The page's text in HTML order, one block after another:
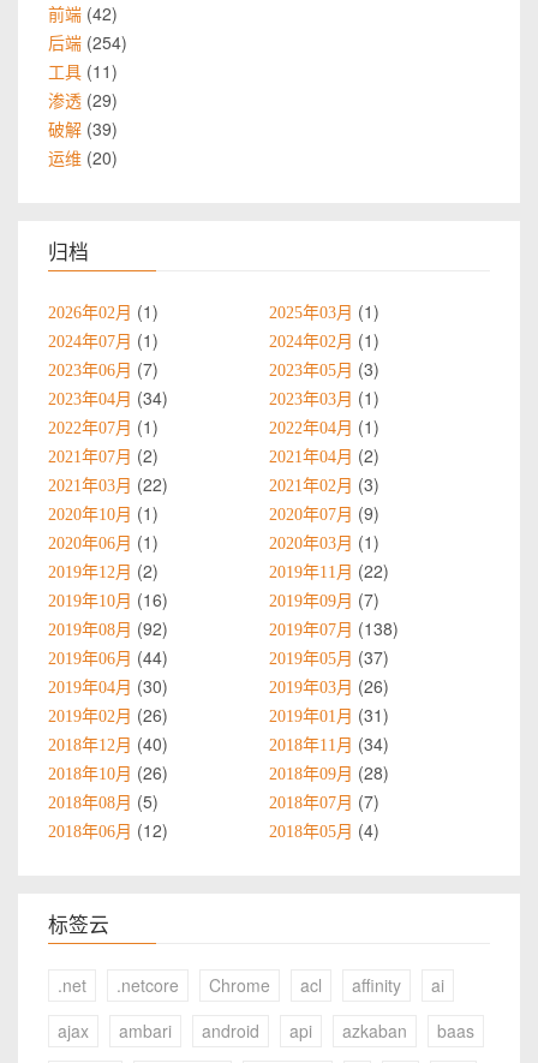
前端 42
后端 254
工具 11
渗透 29
破解 39
运维 20
归档
2026年02月 1 2025年03月 1
2024年07月 1 2024年02月 1
2023年06月 7 2023年05月 3
2023年04月 34 2023年03月 1
2022年07月 1 2022年04月 1
2021年07月 2 2021年04月 2
2021年03月 22 2021年02月 3
2020年10月 1 2020年07月 9
2020年06月 1 2020年03月 1
2019年12月 2 2019年11月 22
2019年10月 16 2019年09月 7
2019年08月 92 2019年07月 138
2019年06月 44 2019年05月 37
2019年04月 30 2019年03月 26
2019年02月 26 2019年01月 31
2018年12月 40 2018年11月 34
2018年10月 26 2018年09月 28
2018年08月 5 2018年07月 7
2018年06月 12 2018年05月 4
标签云
.net .netcore Chrome acl affinity
ai
ajax
ambari android api azkaban
baas